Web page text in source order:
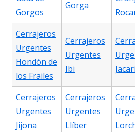
Gorgos
Gorga
Cerrajeros
Urgentes
Hondón de
los Frailes
Cerrajeros
Urgentes
Ibi
Cerrajeros
Urgentes
Jijona
Cerrajeros
Urgentes
Llíber